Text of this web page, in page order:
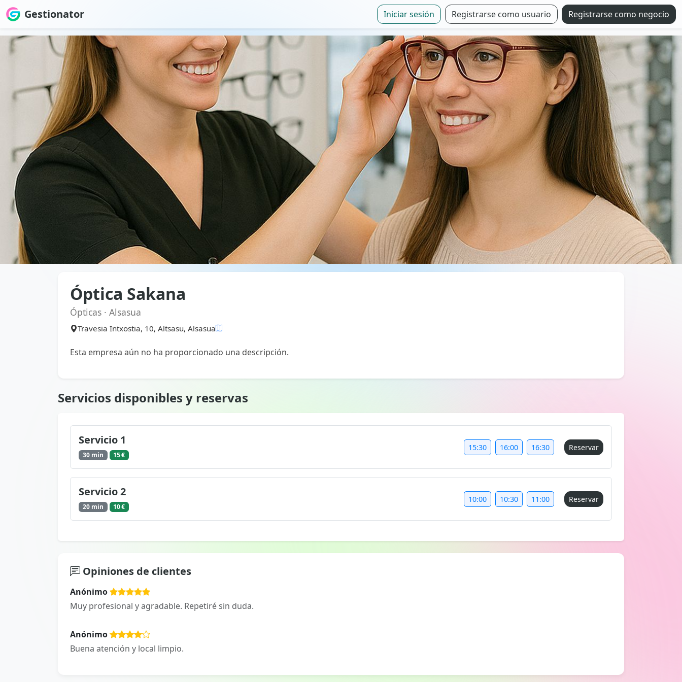
Gestionator Iniciar sesión Registrarse como usuario Registrarse como negocio
Óptica Sakana
Ópticas · Alsasua
Travesia Intxostia, 10, Altsasu, Alsasua
Esta empresa aún no ha proporcionado una descripción.
Servicios disponibles y reservas
Servicio 1
30 min 15 €
15:30 16:00 16:30 Reservar
Servicio 2
20 min 10 €
10:00 10:30 11:00 Reservar
Opiniones de clientes
Anónimo
Muy profesional y agradable. Repetiré sin duda.
Anónimo
Buena atención y local limpio.